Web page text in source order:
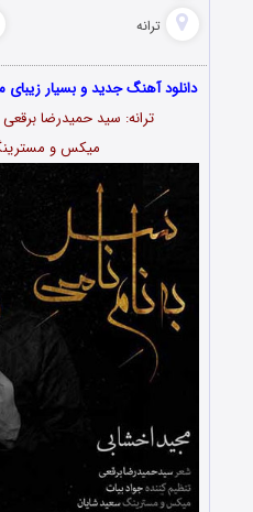
ترانه
دانلود آهنگ جدید و بسیار زیبای
ترانه: سید حمیدرضا
میکس و